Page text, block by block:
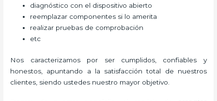
diagnóstico con el dispositivo abierto
reemplazar componentes si lo amerita
realizar pruebas de comprobación
etc
Nos caracterizamos por ser cumplidos, confiables y
honestos, apuntando a la satisfacción total de nuestros
clientes, siendo ustedes nuestro mayor objetivo.